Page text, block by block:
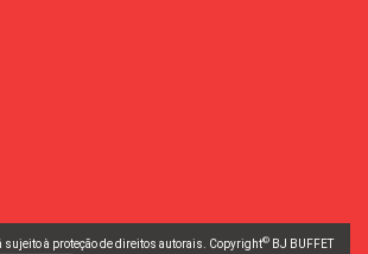
sujeito à proteção de direitos autorais. Copyright© BJ BUFFET